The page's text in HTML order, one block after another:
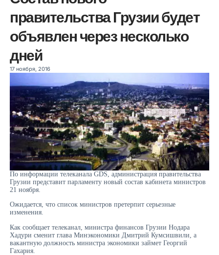
правительства Грузии будет
объявлен через несколько
дней
17 ноября, 2016
По информации телеканала GDS, администрация правительства
Грузии представит парламенту новый состав кабинета министров
21 ноября.
Ожидается, что список министров претерпит серьезные
изменения.
Как сообщает телеканал, министра финансов Грузии Нодара
Хадури сменит глава Минэкономики Дмитрий Кумсишвили, а
вакантную должность министра экономики займет Георгий
Гахария.